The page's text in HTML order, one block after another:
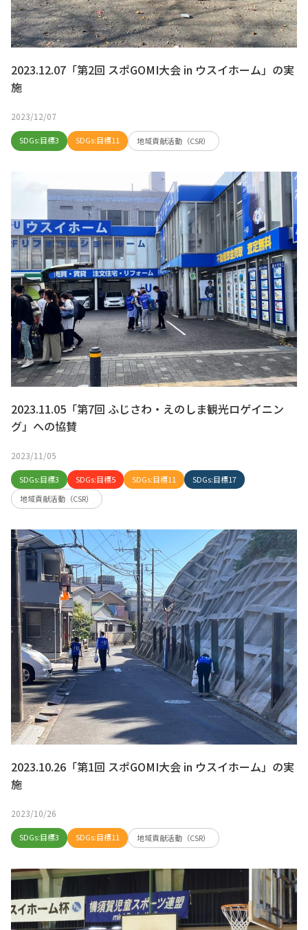
2023.12.07「第2回 スポGOMI大会 in ウスイホーム」の実
施
2023/12/07
SDGs:目標3 SDGs:目標11 地域貢献活動（CSR）
2023.11.05「第7回 ふじさわ・えのしま観光ロゲイニン
グ」への協賛
2023/11/05
SDGs:目標3 SDGs:目標5 SDGs:目標11
SDGs:目標17
地域貢献活動（CSR）
2023.10.26「第1回 スポGOMI大会 in ウスイホーム」の実
施
2023/10/26
SDGs:目標3 SDGs:目標11 地域貢献活動（CSR）